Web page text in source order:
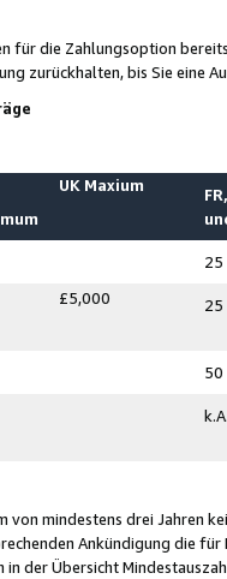
für die Zahlungsoption
zurückhalten, bis Sie
UK Maxium
25
£5,000 25
50
von mindestens drei Jahren
Ankündigung die
der Übersicht